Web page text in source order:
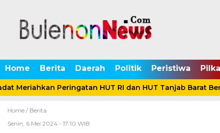
Home Berita Daerah Politik Peristiwa
Meriahkan Peringatan HUT RI dan HUT Tanjab Barat
Home / Berita
Senin, 6 Mei 2024 - 17:10 WIB